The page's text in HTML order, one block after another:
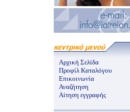
Αρχική Σελίδα
Προφίλ Καταλόγου
Επικοινωνία
Αναζήτηση
Αίτηση εγγραφής